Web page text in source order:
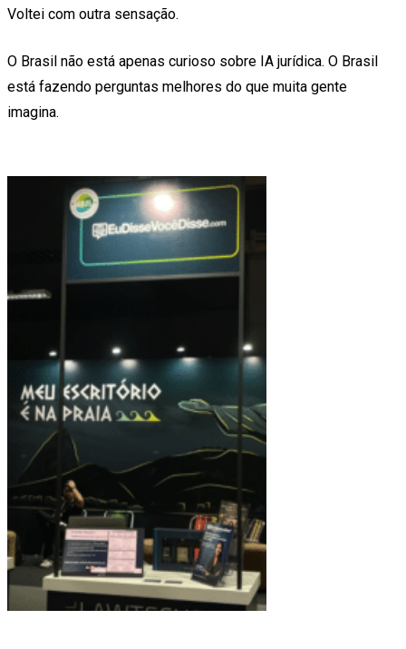
Voltei com outra sensação.
O Brasil não está apenas curioso sobre IA jurídica. O Brasil
está fazendo perguntas melhores do que muita gente
imagina.